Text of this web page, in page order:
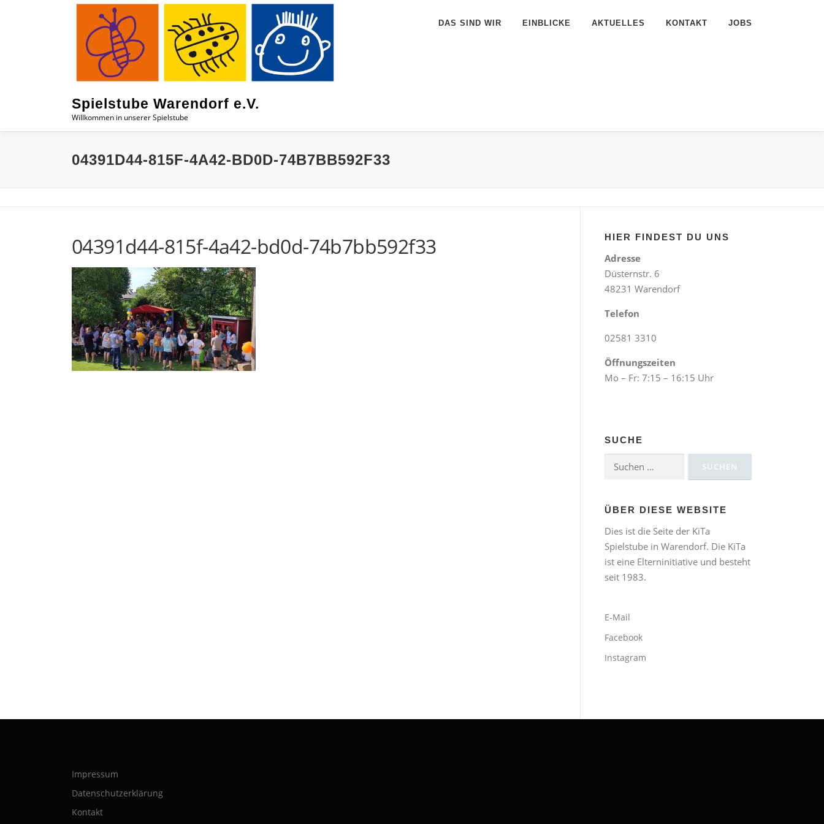
Spielstube Warendorf e.V.
Willkommen in unserer Spielstube
DAS SIND WIR EINBLICKE AKTUELLES KONTAKT JOBS
04391D44-815F-4A42-BD0D-74B7BB592F33
04391d44-815f-4a42-bd0d-74b7bb592f33 HIER FINDEST DU UNS
Adresse
Düsternstr. 6
48231 Warendorf
Telefon
02581 3310
Öffnungszeiten
Mo – Fr: 7:15 – 16:15 Uhr
SUCHE
Suchen
ÜBER DIESE WEBSITE
Dies ist die Seite der KiTa
Spielstube in Warendorf. Die KiTa
ist eine Elterninitiative und besteht
seit 1983.
E-Mail
Facebook
Instagram
Impressum
Datenschutzerklärung
Kontakt